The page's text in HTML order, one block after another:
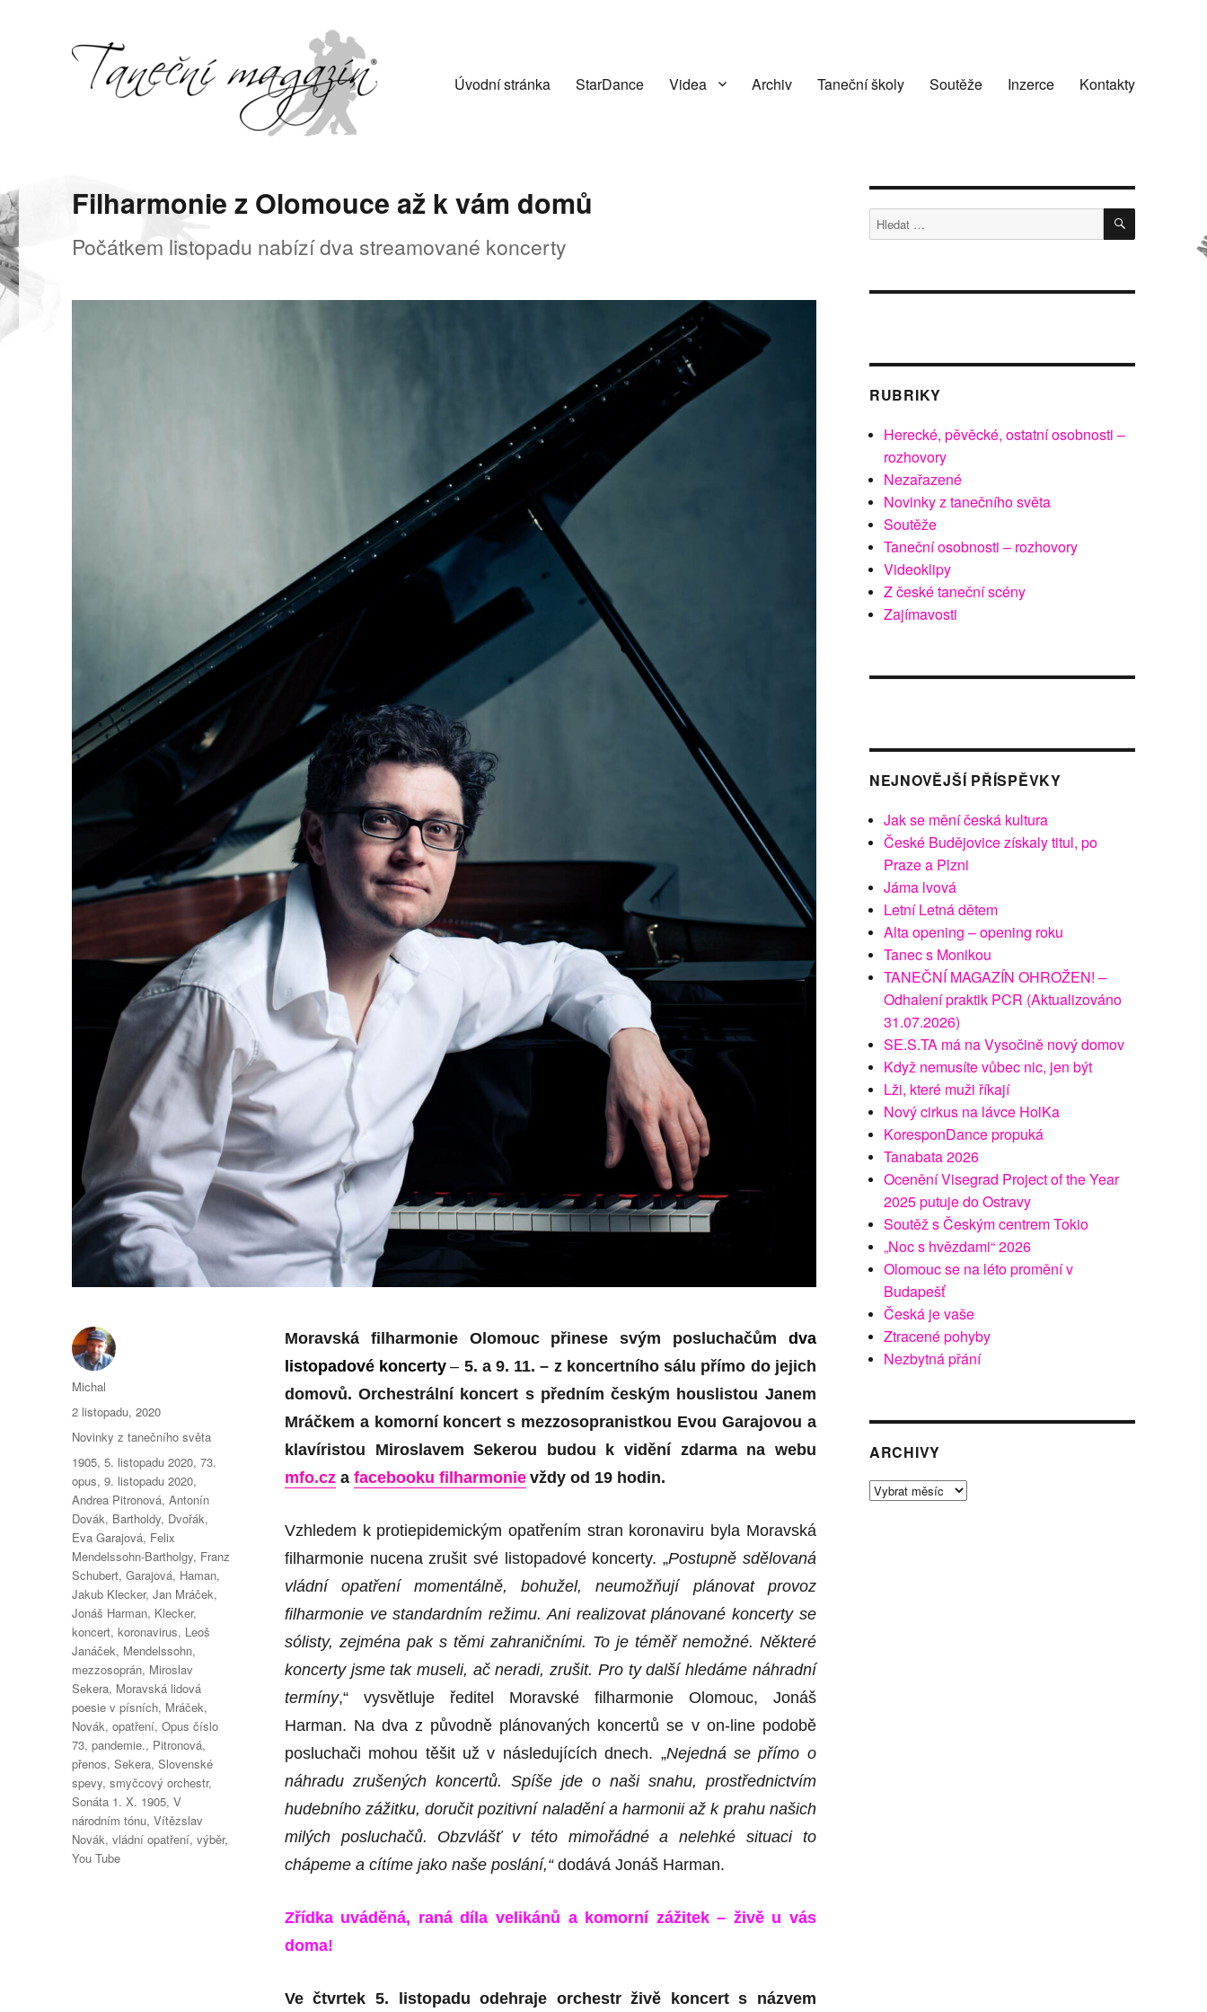
Úvodní stránka StarDance Videa Archiv Taneční školy Soutěže Inzerce Kontakty
Filharmonie z Olomouce až k vám domů
Počátkem listopadu nabízí dva streamované koncerty
Moravská filharmonie Olomouc přinese svým posluchačům dva
listopadové koncerty – 5. a 9. 11. – z koncertního sálu přímo do jejich
domovů. Orchestrální koncert s předním českým houslistou Janem
Mráčkem a komorní koncert s mezzosopranistkou Evou Garajovou a
klavíristou Miroslavem Sekerou budou k vidění zdarma na webu
mfo.cza facebooku filharmonie vždy od 19 hodin.
Vzhledem k protiepidemickým opatřením stran koronaviru byla Moravská
filharmonie nucena zrušit své listopadové koncerty. „Postupně sdělovaná
vládní opatření momentálně, bohužel, neumožňují plánovat provoz
filharmonie ve standardním režimu. Anirealizovat plánované koncerty se
sólisty, zejména pak s těmi zahraničními. Toje téměř nemožné. Některé
koncerty jsme tak museli, ač neradi, zrušit. Pro tydalší hledáme náhradní
termíny,“ vysvětluje ředitel Moravské filharmonie Olomouc, Jonáš
Harman. Na dva z původně plánovaných koncertů se v on-line podobě
posluchači mohou těšit už v následujících dnech. „Nejedná sepřímo o
náhradu zrušených koncertů. Spíše jdeo naši snahu, prostřednictvím
hudebního zážitku, doručit pozitivní naladění a harmonii až k prahu našich
milých posluchačů. Obzvlášť v této mimořádné a nelehké situaci to
chápeme a cítíme jako naše poslání,“ dodává Jonáš Harman.
Zřídka uváděná, raná díla velikánů a komorní zážitek – živě u vás
doma!
Ve čtvrtek 5. listopadu odehraje orchestr živě koncert s názvem
Autor:
Michal
Publikováno:
2 listopadu, 2020
Rubriky:
Novinky z tanečního světa
Štítky:
1905,5. listopadu 2020,73.
opus,9. listopadu 2020,
Andrea Pitronová,Antonín
Dovák, Bartholdy, Dvořák,
Eva Garajová, Felix
Mendelssohn-Bartholgy, Franz
Schubert,Garajová, Haman,
Jakub Klecker,Jan Mráček,
Jonáš Harman, Klecker,
koncert,koronavirus, Leoš
Janáček, Mendelssohn,
mezzosoprán, Miroslav
Sekera, Moravská lidová
poesie v písních, Mráček,
Novák,opatření,Opus číslo
73,pandemie., Pitronová,
přenos,Sekera,Slovenské
spevy,smyčcový orchestr,
Sonáta 1. X. 1905,V
národním tónu,Vítězslav
Novák,vládní opatření,výběr,
You Tube
Hledat: HLEDÁNÍ
RUBRIKY
Herecké, pěvěcké, ostatní osobnosti –
rozhovory
Nezařazené
Novinky z tanečního světa
Soutěže
Taneční osobnosti – rozhovory
Videoklipy
Z české taneční scény
Zajímavosti
NEJNOVĚJŠÍ PŘÍSPĚVKY
Jak se mění česká kultura
České Budějovice získaly titul, po
Praze a Plzni
Jáma lvová
Letní Letná dětem
Alta opening – opening roku
Tanec s Monikou
TANEČNÍ MAGAZÍN OHROŽEN! –
Odhalení praktik PCR (Aktualizováno
31.07.2026)
SE.S.TA má na Vysočině nový domov
Když nemusíte vůbec nic, jen být
Lži, které muži říkají
Nový cirkus na lávce HolKa
KoresponDance propuká
Tanabata 2026
Ocenění Visegrad Project of the Year
2025 putuje do Ostravy
Soutěž s Českým centrem Tokio
„Noc s hvězdami“ 2026
Olomouc se na léto promění v
Budapešť
Česká je vaše
Ztracené pohyby
Nezbytná přání
ARCHIVY
Archivy